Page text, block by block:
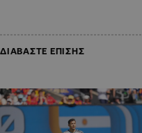
ΔΙΑΒΑΣΤΕ ΕΠΙΣΗΣ